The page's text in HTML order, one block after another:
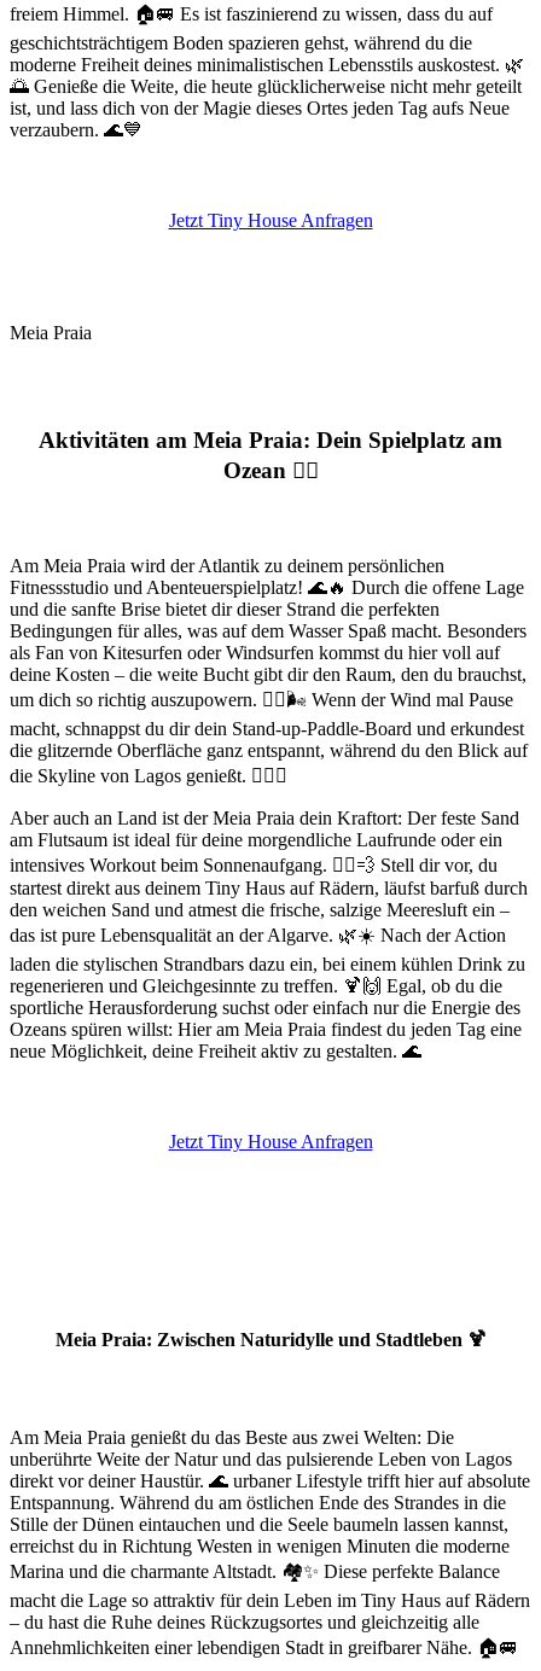
freiem Himmel. 🏠🚐 Es ist faszinierend zu wissen, dass du auf
geschichtsträchtigem Boden spazieren gehst, während du die
moderne Freiheit deines minimalistischen Lebensstils auskostest. 🌿
🌅 Genieße die Weite, die heute glücklicherweise nicht mehr geteilt
ist, und lass dich von der Magie dieses Ortes jeden Tag aufs Neue
verzaubern. 🌊💙
Jetzt Tiny House Anfragen
Meia Praia
Aktivitäten am Meia Praia: Dein Spielplatz am
Ozean 🏄‍♂️
Am Meia Praia wird der Atlantik zu deinem persönlichen
Fitnessstudio und Abenteuerspielplatz! 🌊🔥 Durch die offene Lage
und die sanfte Brise bietet dir dieser Strand die perfekten
Bedingungen für alles, was auf dem Wasser Spaß macht. Besonders
als Fan von Kitesurfen oder Windsurfen kommst du hier voll auf
deine Kosten – die weite Bucht gibt dir den Raum, den du brauchst,
um dich so richtig auszupowern. 🏄‍♂️🌬️ Wenn der Wind mal Pause
macht, schnappst du dir dein Stand-up-Paddle-Board und erkundest
die glitzernde Oberfläche ganz entspannt, während du den Blick auf
die Skyline von Lagos genießt. 🚣‍♀️✨
Aber auch an Land ist der Meia Praia dein Kraftort: Der feste Sand
am Flutsaum ist ideal für deine morgendliche Laufrunde oder ein
intensives Workout beim Sonnenaufgang. 🏃‍♂️💨 Stell dir vor, du
startest direkt aus deinem Tiny Haus auf Rädern, läufst barfuß durch
den weichen Sand und atmest die frische, salzige Meeresluft ein –
das ist pure Lebensqualität an der Algarve. 🌿☀️ Nach der Action
laden die stylischen Strandbars dazu ein, bei einem kühlen Drink zu
regenerieren und Gleichgesinnte zu treffen. 🍹🙌 Egal, ob du die
sportliche Herausforderung suchst oder einfach nur die Energie des
Ozeans spüren willst: Hier am Meia Praia findest du jeden Tag eine
neue Möglichkeit, deine Freiheit aktiv zu gestalten. 🌊
Jetzt Tiny House Anfragen
Meia Praia: Zwischen Naturidylle und Stadtleben 🍹
Am Meia Praia genießt du das Beste aus zwei Welten: Die
unberührte Weite der Natur und das pulsierende Leben von Lagos
direkt vor deiner Haustür. 🌊 urbaner Lifestyle trifft hier auf absolute
Entspannung. Während du am östlichen Ende des Strandes in die
Stille der Dünen eintauchen und die Seele baumeln lassen kannst,
erreichst du in Richtung Westen in wenigen Minuten die moderne
Marina und die charmante Altstadt. 🏘️✨ Diese perfekte Balance
macht die Lage so attraktiv für dein Leben im Tiny Haus auf Rädern
– du hast die Ruhe deines Rückzugsortes und gleichzeitig alle
Annehmlichkeiten einer lebendigen Stadt in greifbarer Nähe. 🏠🚐